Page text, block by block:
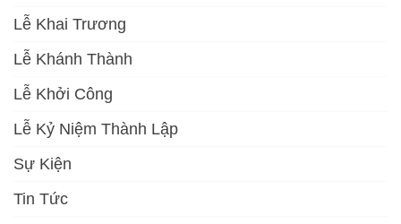
Lễ Khai Trương
Lễ Khánh Thành
Lễ Khởi Công
Lễ Kỷ Niệm Thành Lập
Sự Kiện
Tin Tức